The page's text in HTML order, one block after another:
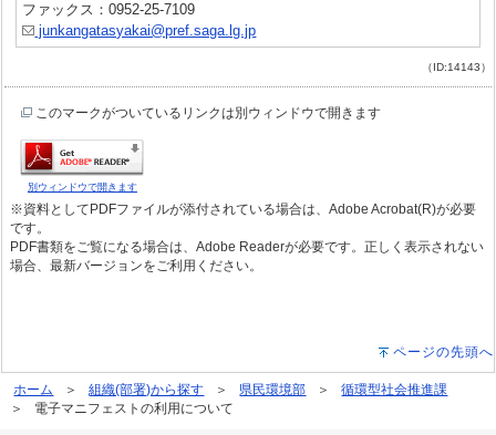
ファックス：0952-25-7109
junkangatasyakai@pref.saga.lg.jp
（ID:14143）
このマークがついているリンクは別ウィンドウで開きます
別ウィンドウで開きます
※資料としてPDFファイルが添付されている場合は、Adobe Acrobat(R)が必要
です。
PDF書類をご覧になる場合は、Adobe Readerが必要です。正しく表示されない
場合、最新バージョンをご利用ください。
ページの先頭へ
ホーム 組織(部署)から探す 県民環境部
循環型社会推進課
電子マニフェストの利用について